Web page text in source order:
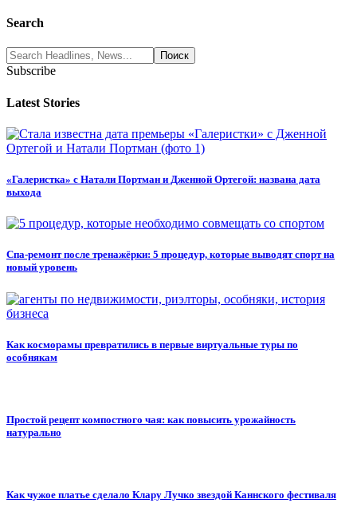
Search
Subscribe
Latest Stories
«Галеристка» с Натали Портман и Дженной Ортегой: названа дата
выхода
Спа-ремонт после тренажёрки: 5 процедур, которые выводят спорт на
новый уровень
Как косморамы превратились в первые виртуальные туры по
особнякам
Простой рецепт компостного чая: как повысить урожайность
натурально
Как чужое платье сделало Клару Лучко звездой Каннского фестиваля